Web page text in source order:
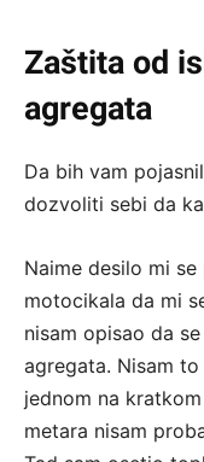
Zaštita od
agregata
Da bih vam
dozvoliti sebi da
Naime desilo mi
motocikala da mi
nisam opisao da
agregata. Nisam
jednom na
metara nisam